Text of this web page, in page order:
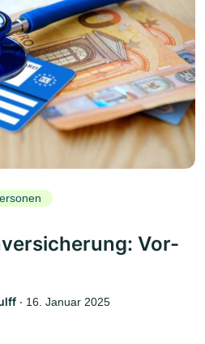
Vor-
‧ 16. Januar 2025